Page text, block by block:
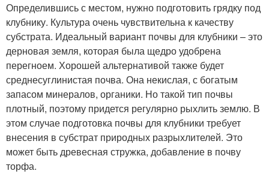
Определившись с местом, нужно подготовить грядку под
клубнику. Культура очень чувствительна к качеству
субстрата. Идеальный вариант почвы для клубники – это
дерновая земля, которая была щедро удобрена
перегноем. Хорошей альтернативой также будет
среднесуглинистая почва. Она некислая, с богатым
запасом минералов, органики. Но такой тип почвы
плотный, поэтому придется регулярно рыхлить землю. В
этом случае подготовка почвы для клубники требует
внесения в субстрат природных разрыхлителей. Это
может быть древесная стружка, добавление в почву
торфа.